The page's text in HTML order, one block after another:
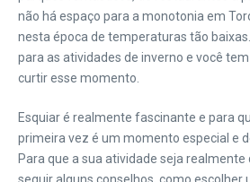
não há espaço para a monotonia em
nesta época de temperaturas tão
para as atividades de inverno e você
curtir esse momento.
Esquiar é realmente fascinante e para
primeira vez é um momento especial e
Para que a sua atividade seja realmente